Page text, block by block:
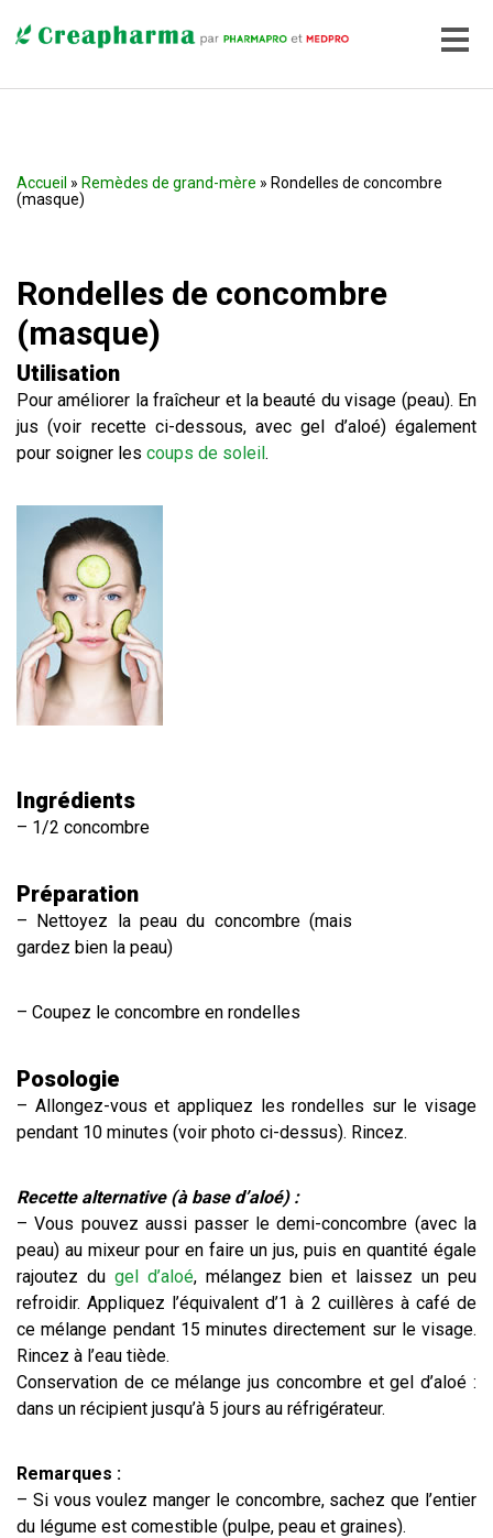
Accueil » Remèdes de grand-mère » Rondelles de concombre
(masque)
Rondelles de concombre
(masque)
Utilisation
Pour améliorer la fraîcheur et la beauté du visage (peau). En
jus (voir recette ci-dessous, avec gel d’aloé) également
pour soigner les coups de soleil.
Ingrédients
– 1/2 concombre
Préparation
– Nettoyez la peau du concombre (mais
gardez bien la peau)
– Coupez le concombre en rondelles
Posologie
– Allongez-vous et appliquez les rondelles sur le visage
pendant 10 minutes (voir photo ci-dessus). Rincez.
Recette alternative (à base d’aloé) :
– Vous pouvez aussi passer le demi-concombre (avec la
peau) au mixeur pour en faire un jus, puis en quantité égale
rajoutez du gel d’aloé, mélangez bien et laissez un peu
refroidir. Appliquez l’équivalent d’1 à 2 cuillères à café de
ce mélange pendant 15 minutes directement sur le visage.
Rincez à l’eau tiède.
Conservation de ce mélange jus concombre et gel d’aloé :
dans un récipient jusqu’à 5 jours au réfrigérateur.
Remarques :
– Si vous voulez manger le concombre, sachez que l’entier
du légume est comestible (pulpe, peau et graines).